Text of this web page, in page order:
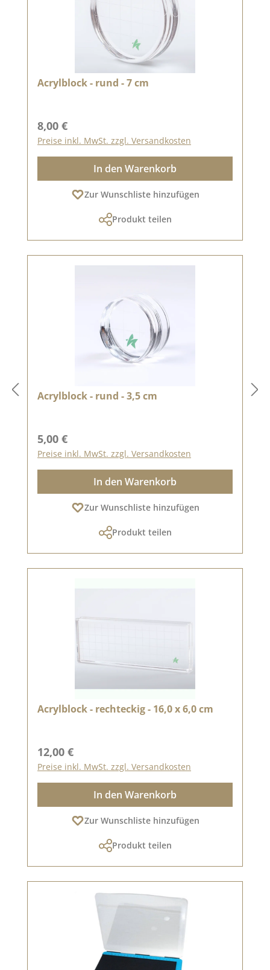
Acrylblock - rund - 7 cm
Regulärer Preis:
8,00 €
Preise inkl. MwSt. zzgl. Versandkosten
In den Warenkorb
Zur Wunschliste hinzufügen
Produkt teilen
Acrylblock - rund - 3,5 cm
Regulärer Preis:
5,00 €
Preise inkl. MwSt. zzgl. Versandkosten
In den Warenkorb
Zur Wunschliste hinzufügen
Produkt teilen
Acrylblock - rechteckig - 16,0 x 6,0 cm
Regulärer Preis:
12,00 €
Preise inkl. MwSt. zzgl. Versandkosten
In den Warenkorb
Zur Wunschliste hinzufügen
Produkt teilen